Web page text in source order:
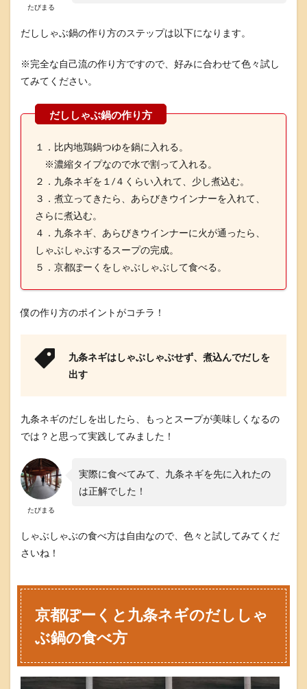
京
ぽ
く
と
九
ネ
ギ
だ
ゃ
ぶ
の
実
レ
ビ
ー
京
ー
く
べ
が
し
い
京
ぽ
く
は
く
く
い
たびまる
だししゃぶ鍋の作り方のステップは以下になります。
※完全な自己流の作り方ですので、好みに合わせて色々試し
てみてください。
１．比内地鶏鍋つゆを鍋に入れる。
※濃縮タイプなので水で割って入れる。
２．九条ネギを１/４くらい入れて、少し煮込む。
３．煮立ってきたら、あらびきウインナーを入れて、
さらに煮込む。
４．九条ネギ、あらびきウインナーに火が通ったら、
しゃぶしゃぶするスープの完成。
５．京都ぽーくをしゃぶしゃぶして食べる。
僕の作り方のポイントがコチラ！
九条ネギはしゃぶしゃぶせず、煮込んでだしを
出す
九条ネギのだしを出したら、もっとスープが美味しくなるの
では？と思って実践してみました！
たびまる
実際に食べてみて、九条ネギを先に入れたの
は正解でした！
しゃぶしゃぶの食べ方は自由なので、色々と試してみてくだ
さいね！
京都ぽーくと九条ネギのだししゃ
ぶ鍋の食べ方